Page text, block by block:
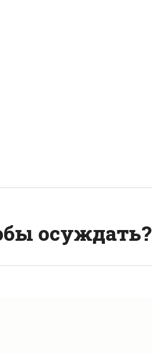
осуждать?